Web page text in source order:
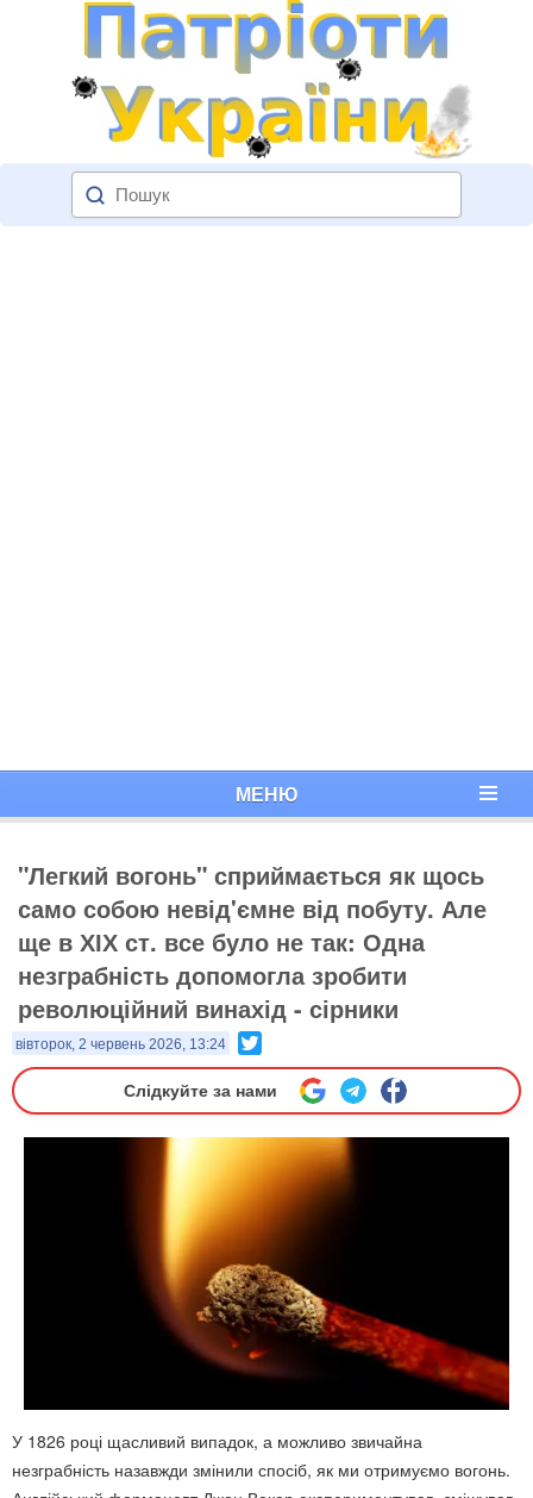
МЕНЮ
"Легкий вогонь" сприймається як щось
само собою невід'ємне від побуту. Але
ще в ХІХ ст. все було не так:​ Одна
незграбність допомогла зробити
революційний винахід - сірники
вівторок, 2 червень 2026, 13:24
Слідкуйте за нами
У 1826 році щасливий випадок, а можливо звичайна
незграбність назавжди змінили спосіб, як ми отримуємо вогонь.